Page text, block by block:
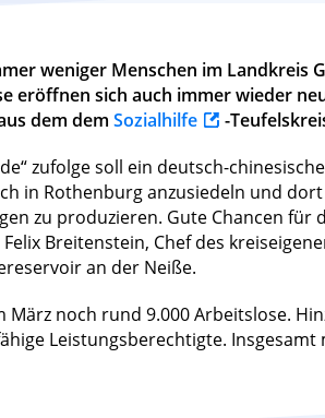
weniger Menschen im Landkreis
eröffnen sich auch immer wieder
dem dem Sozialhilfe
-
zufolge soll ein deutsch-
in Rothenburg anzusiedeln und
zu produzieren. Gute Chancen für
Breitenstein, Chef des
an der Neiße.
März noch rund 9.000 Arbeitslose.
Leistungsberechtigte.